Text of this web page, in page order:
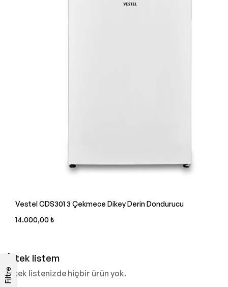
Vestel CDS301 3 Çekmece Dikey Derin Dondurucu
14.000,00 ₺
Filtre
İstek listem
İstek listenizde hiçbir ürün yok.